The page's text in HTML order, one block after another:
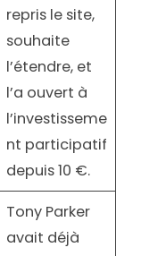
repris le site,
souhaite
l’étendre, et
l’a ouvert à
l’investisseme
nt participatif
depuis 10 €.
Tony Parker
avait déjà